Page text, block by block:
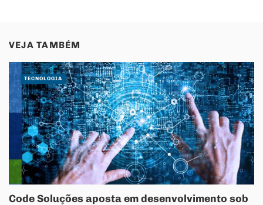
VEJA TAMBÉM
Code Soluções aposta em desenvolvimento sob
TECNOLOGIA